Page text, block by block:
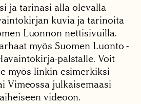
ja tarinasi alla olevalla
kuvia ja tarinoita
Luonnon nettisivuilla.
myös Suomen Luonto -
palstalle. Voit
myös linkin esimerkiksi
Vimeossa julkaisemaasi
videoon.